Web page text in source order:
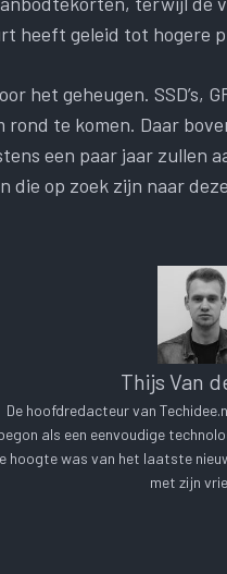
heeft geleid tot hogere
het geheugen. SSD’s,
rond te komen. Daar
een paar jaar
die op zoek zijn naar
Thijs Van
De hoofdredacteur van
als een eenvoudige
hoogte was van het laatste
met zijn